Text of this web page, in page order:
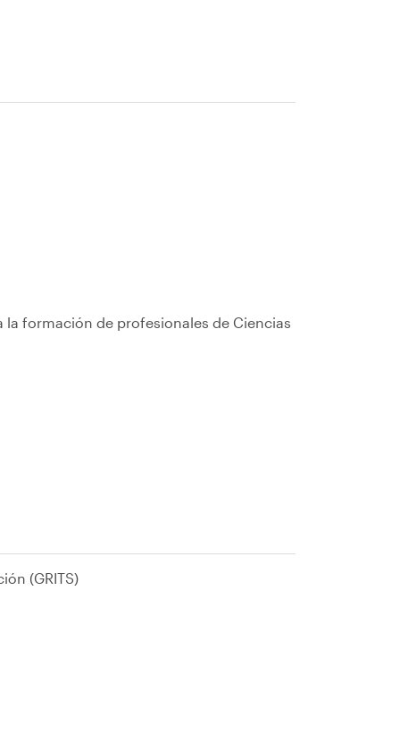
formación de profesionales de Ciencias
(GRITS)